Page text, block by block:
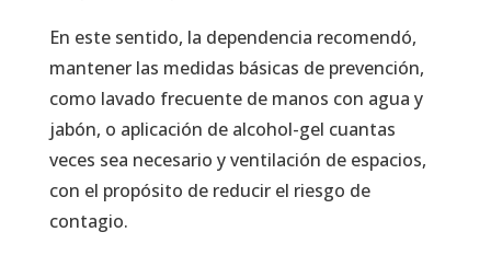
En este sentido, la dependencia recomendó,
mantener las medidas básicas de prevención,
como lavado frecuente de manos con agua y
jabón, o aplicación de alcohol-gel cuantas
veces sea necesario y ventilación de espacios,
con el propósito de reducir el riesgo de
contagio.